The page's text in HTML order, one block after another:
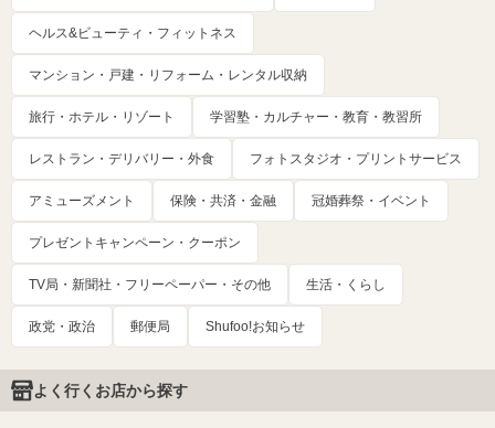
ヘルス&ビューティ・フィットネス
マンション・戸建・リフォーム・レンタル収納
旅行・ホテル・リゾート 学習塾・カルチャー・教育・教習所
レストラン・デリバリー・外食 フォトスタジオ・プリントサービス
アミューズメント 保険・共済・金融 冠婚葬祭・イベント
プレゼントキャンペーン・クーポン
TV局・新聞社・フリーペーパー・その他 生活・くらし
政党・政治 郵便局 Shufoo!お知らせ
よく行くお店から探す